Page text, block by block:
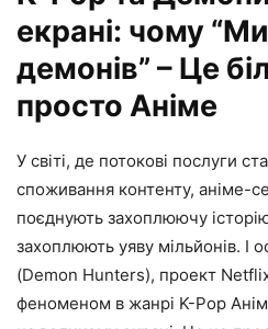
екрані: чому
демонів” – Це
просто Аніме
У світі, де потокові послуги
споживання контенту, аніме-
поєднують захоплюючу
захоплюють уяву мільйонів. І
(Demon Hunters), проект
феноменом в жанрі K-Pop